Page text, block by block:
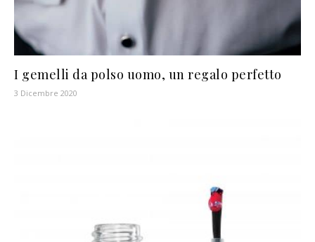
I gemelli da polso uomo, un regalo perfetto
3 Dicembre 2020